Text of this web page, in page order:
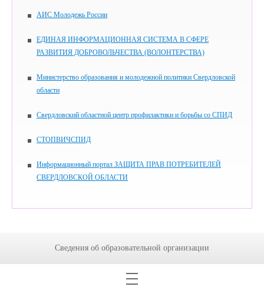
АИС Молодежь России
ЕДИНАЯ ИНФОРМАЦИОННАЯ СИСТЕМА В СФЕРЕ
РАЗВИТИЯ ДОБРОВОЛЬЧЕСТВА (ВОЛОНТЕРСТВА)
Министерство образования и молодежной политики Свердловской
области
Свердловский областной центр профилактики и борьбы со СПИД
СТОПВИЧСПИД
Информационный портал ЗАЩИТА ПРАВ ПОТРЕБИТЕЛЕЙ
СВЕРДЛОВСКОЙ ОБЛАСТИ
Сведения об образовательной организации